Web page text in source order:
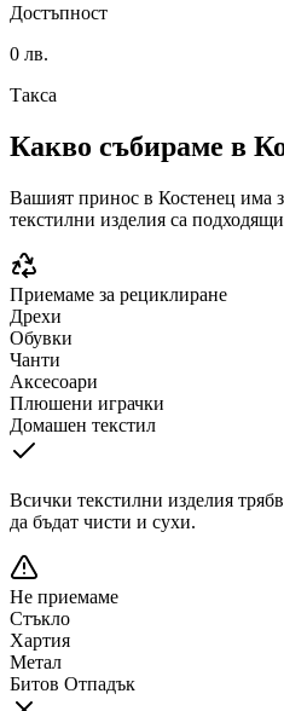
Достъпност
0 лв.
Такса
Какво събираме в
Вашият принос в Костенец има
текстилни изделия са
Приемаме за рециклиране
Дрехи
Обувки
Чанти
Аксесоари
Плюшени играчки
Домашен текстил
Всички текстилни изделия
да бъдат чисти и сухи.
Не приемаме
Стъкло
Хартия
Метал
Битов Отпадък